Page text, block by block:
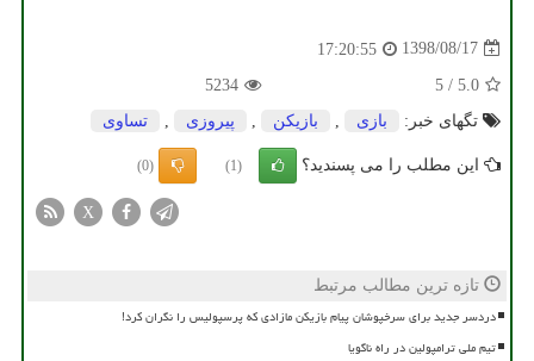
1398/08/17
17:20:55
5.0
/
5
5234
تگهای خبر:
بازی بازیكن پیروزی تساوی
این مطلب را می پسندید؟ (1)
(0)
X
تازه ترین مطالب مرتبط
دردسر جدید برای سرخپوشان پیام بازیکن مازادی که پرسپولیس را نگران کرد!
تیم ملی ترامپولین در راه ناگویا